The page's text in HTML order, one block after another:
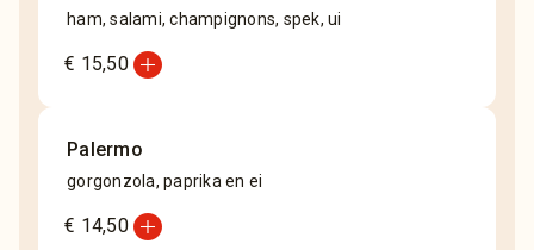
ham, salami, champignons, spek, ui
€ 15,50add_circle
Palermo
gorgonzola, paprika en ei
€ 14,50add_circle